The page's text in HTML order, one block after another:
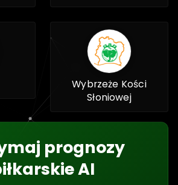
Wybrzeże Kości
Słoniowej
prognozy
AI